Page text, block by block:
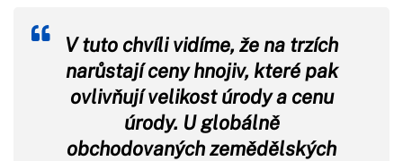
V tuto chvíli vidíme, že na trzích
narůstají ceny hnojiv, které pak
ovlivňují velikost úrody a cenu
úrody. U globálně
obchodovaných zemědělských